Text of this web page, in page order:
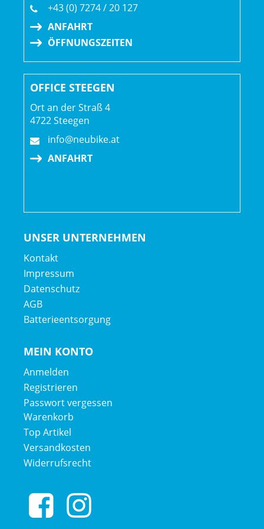
+43 (0) 7274 / 20 127
ANFAHRT
ÖFFNUNGSZEITEN
OFFICE STEEGEN
Ort an der Straß 4
4722 Steegen
info@neubike.at
ANFAHRT
UNSER UNTERNEHMEN
Kontakt
Impressum
Datenschutz
AGB
Batterieentsorgung
MEIN KONTO
Anmelden
Registrieren
Passwort vergessen
Warenkorb
Top Artikel
Versandkosten
Widerrufsrecht